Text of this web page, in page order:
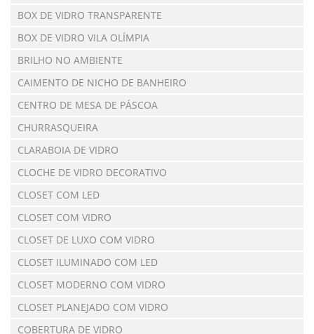
BOX DE VIDRO TRANSPARENTE
BOX DE VIDRO VILA OLÍMPIA
BRILHO NO AMBIENTE
CAIMENTO DE NICHO DE BANHEIRO
CENTRO DE MESA DE PÁSCOA
CHURRASQUEIRA
CLARABOIA DE VIDRO
CLOCHE DE VIDRO DECORATIVO
CLOSET COM LED
CLOSET COM VIDRO
CLOSET DE LUXO COM VIDRO
CLOSET ILUMINADO COM LED
CLOSET MODERNO COM VIDRO
CLOSET PLANEJADO COM VIDRO
COBERTURA DE VIDRO